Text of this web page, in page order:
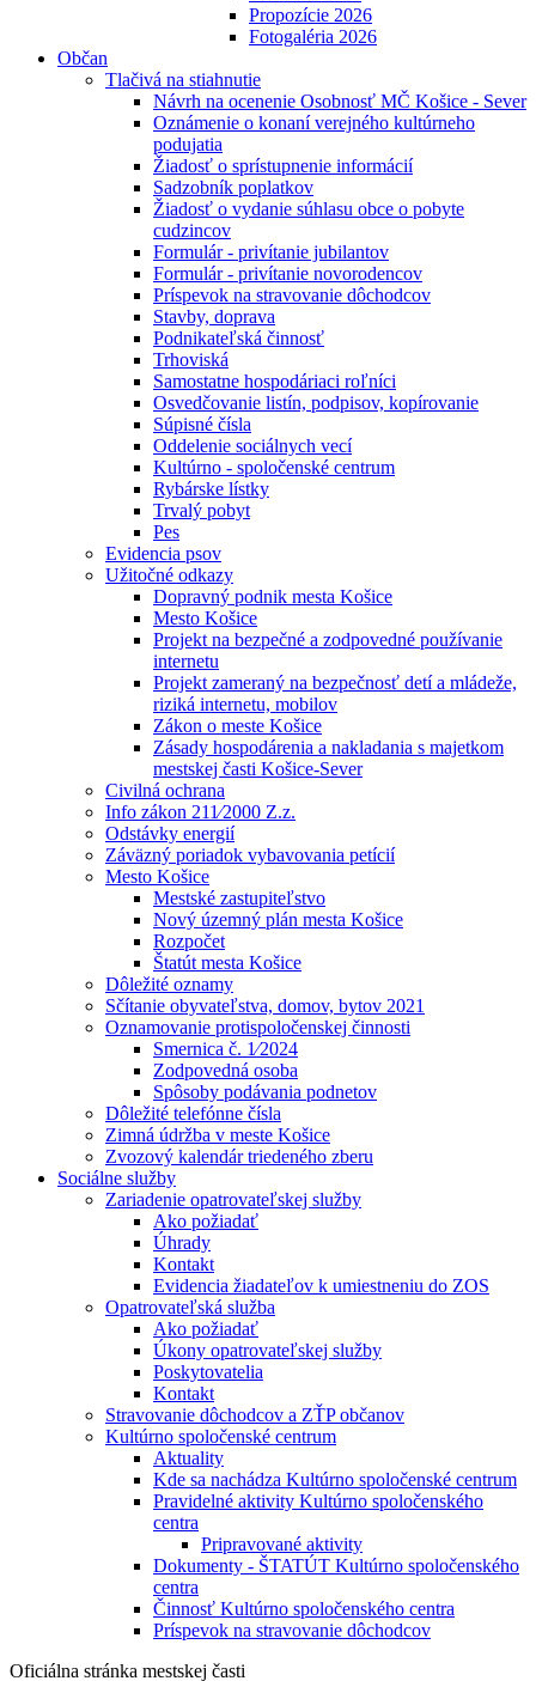
Propozície 2026
Fotogaléria 2026
Občan
Tlačivá na stiahnutie
Návrh na ocenenie Osobnosť MČ Košice - Sever
Oznámenie o konaní verejného kultúrneho
podujatia
Žiadosť o sprístupnenie informácií
Sadzobník poplatkov
Žiadosť o vydanie súhlasu obce o pobyte
cudzincov
Formulár - privítanie jubilantov
Formulár - privítanie novorodencov
Príspevok na stravovanie dôchodcov
Stavby, doprava
Podnikateľská činnosť
Trhoviská
Samostatne hospodáriaci roľníci
Osvedčovanie listín, podpisov, kopírovanie
Súpisné čísla
Oddelenie sociálnych vecí
Kultúrno - spoločenské centrum
Rybárske lístky
Trvalý pobyt
Pes
Evidencia psov
Užitočné odkazy
Dopravný podnik mesta Košice
Mesto Košice
Projekt na bezpečné a zodpovedné používanie
internetu
Projekt zameraný na bezpečnosť detí a mládeže,
riziká internetu, mobilov
Zákon o meste Košice
Zásady hospodárenia a nakladania s majetkom
mestskej časti Košice-Sever
Civilná ochrana
Info zákon 211⁄2000 Z.z.
Odstávky energií
Záväzný poriadok vybavovania petícií
Mesto Košice
Mestské zastupiteľstvo
Nový územný plán mesta Košice
Rozpočet
Štatút mesta Košice
Dôležité oznamy
Sčítanie obyvateľstva, domov, bytov 2021
Oznamovanie protispoločenskej činnosti
Smernica č. 1⁄2024
Zodpovedná osoba
Spôsoby podávania podnetov
Dôležité telefónne čísla
Zimná údržba v meste Košice
Zvozový kalendár triedeného zberu
Sociálne služby
Zariadenie opatrovateľskej služby
Ako požiadať
Úhrady
Kontakt
Evidencia žiadateľov k umiestneniu do ZOS
Opatrovateľská služba
Ako požiadať
Úkony opatrovateľskej služby
Poskytovatelia
Kontakt
Stravovanie dôchodcov a ZŤP občanov
Kultúrno spoločenské centrum
Aktuality
Kde sa nachádza Kultúrno spoločenské centrum
Pravidelné aktivity Kultúrno spoločenského
centra
Pripravované aktivity
Dokumenty - ŠTATÚT Kultúrno spoločenského
centra
Činnosť Kultúrno spoločenského centra
Príspevok na stravovanie dôchodcov
Oficiálna stránka mestskej časti